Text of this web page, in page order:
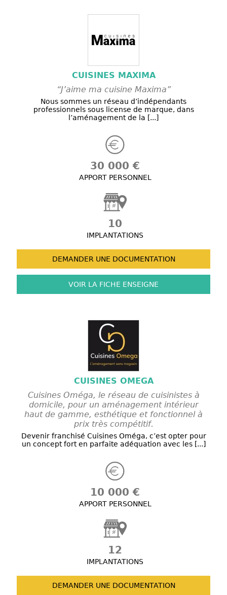
CUISINES MAXIMA
“J’aime ma cuisine Maxima”
Nous sommes un réseau d’indépendants
professionnels sous license de marque, dans
l’aménagement de la [...]
30 000 €
APPORT PERSONNEL
10
IMPLANTATIONS
DEMANDER UNE DOCUMENTATION
VOIR LA FICHE ENSEIGNE
CUISINES OMEGA
Cuisines Oméga, le réseau de cuisinistes à
domicile, pour un aménagement intérieur
haut de gamme, esthétique et fonctionnel à
prix très compétitif.
Devenir franchisé Cuisines Oméga, c’est opter pour
un concept fort en parfaite adéquation avec les [...]
10 000 €
APPORT PERSONNEL
12
IMPLANTATIONS
DEMANDER UNE DOCUMENTATION